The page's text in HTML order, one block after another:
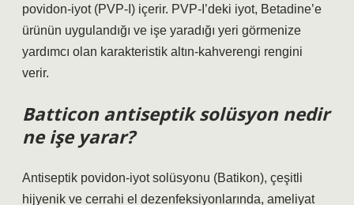
povidon-iyot (PVP-I) içerir. PVP-I’deki iyot, Betadine’e
ürünün uygulandığı ve işe yaradığı yeri görmenize
yardımcı olan karakteristik altın-kahverengi rengini
verir.
Batticon antiseptik solüsyon nedir
ne işe yarar?
Antiseptik povidon-iyot solüsyonu (Batikon), çeşitli
hijyenik ve cerrahi el dezenfeksiyonlarında, ameliyat